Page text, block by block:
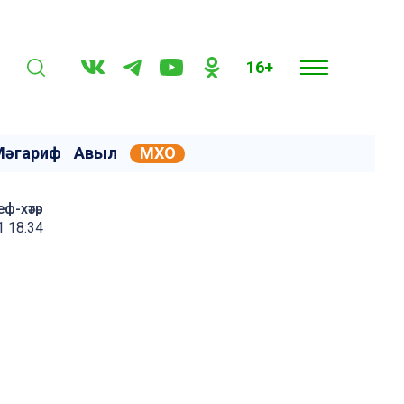
16+
Авыл МХО
хәтәр
18:34